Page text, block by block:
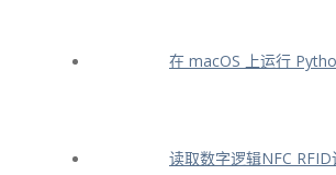
在 macOS 上运行
读取数字逻辑NFC